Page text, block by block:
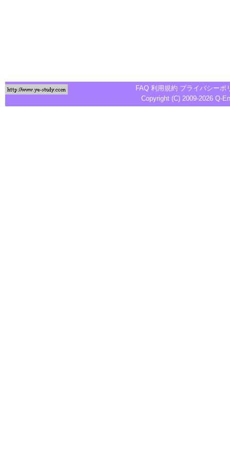
FAQ 利用規約 プライバシーポ
Copyright (C) 2009-2026 Q-